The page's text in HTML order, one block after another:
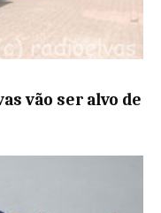
vão ser alvo de